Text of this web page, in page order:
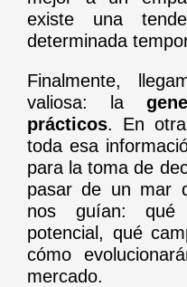
existe una
determinada
Finalmente,
valiosa: la
prácticos. En
toda esa
para la toma de
pasar de un mar
nos guían: qué
potencial, qué
cómo
mercado.